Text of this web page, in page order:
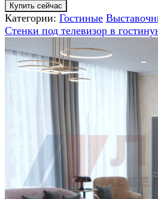
Купить сейчас
Категории: Гостиные
Стенки под телевизор в